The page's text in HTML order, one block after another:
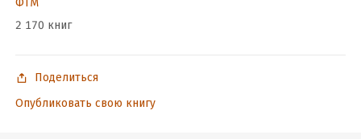
ФТМ
2 170 книг
Поделиться
Опубликовать свою книгу